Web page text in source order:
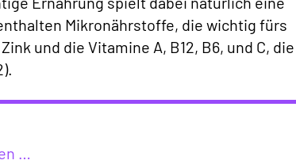
Mikronährstoffe, die wichtig fürs
und die Vitamine A, B12, B6, und C, die
…